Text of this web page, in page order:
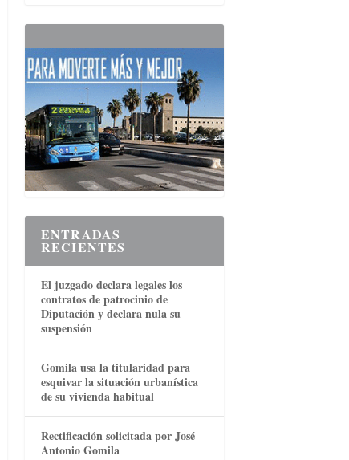
ENTRADAS
RECIENTES
El juzgado declara legales los
contratos de patrocinio de
Diputación y declara nula su
suspensión
Gomila usa la titularidad para
esquivar la situación urbanística
de su vivienda habitual
Rectificación solicitada por José
Antonio Gomila